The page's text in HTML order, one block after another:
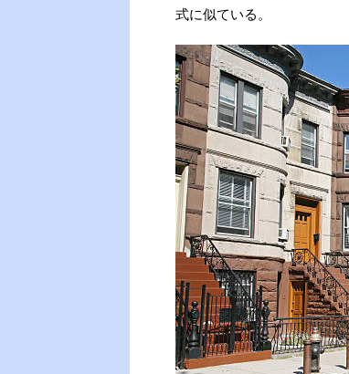
式に似ている。